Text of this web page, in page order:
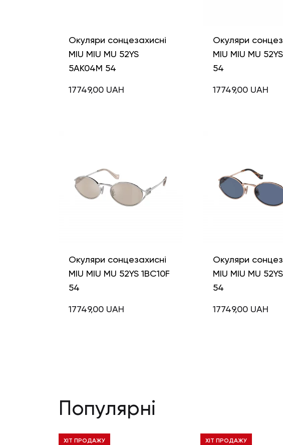
Окуляри сонцезахисні
MIU MIU MU 52YS
5AK04M 54
17749,00 UAH
Окуляри
MIU MIU MU
54
17749,00 UAH
Окуляри сонцезахисні
MIU MIU MU 52YS 1BC10F
54
17749,00 UAH
Окуляри
MIU MIU MU 52YS
54
17749,00 UAH
Популярні
ХІТ ПРОДАЖУ ХІТ ПРОДАЖУ